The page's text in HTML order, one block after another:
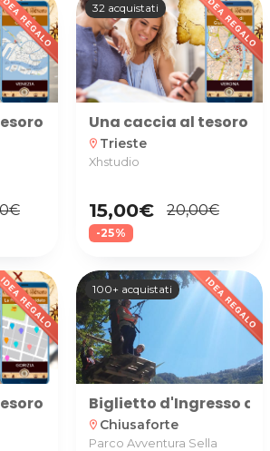
nella suggestiva atmosfera
32 acquistati
Una caccia al tesoro
location_on Trieste
Xhstudio
15,00€ 20,00€
-25%
nel centro di Gorizia! Caccia
100+ acquistati
Biglietto d'Ingresso al
location_on Chiusaforte
Parco Avventura Sella